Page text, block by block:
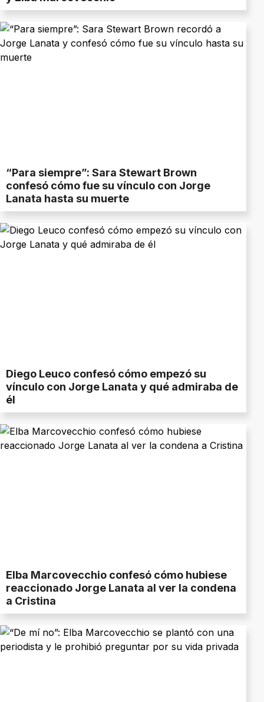
“Para siempre”: Sara Stewart Brown
confesó cómo fue su vínculo con Jorge
Lanata hasta su muerte
Diego Leuco confesó cómo empezó su
vínculo con Jorge Lanata y qué admiraba de
él
Elba Marcovecchio confesó cómo hubiese
reaccionado Jorge Lanata al ver la condena
a Cristina